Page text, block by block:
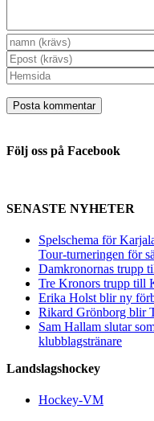
Följ oss på Facebook
SENASTE NYHETER
Spelschema för
Tour-turneringen för
Damkronornas trupp
Tre Kronors trupp till
Erika Holst blir ny
Rikard Grönborg blir
Sam Hallam slutar
klubblagstränare
Landslagshockey
Hockey-VM